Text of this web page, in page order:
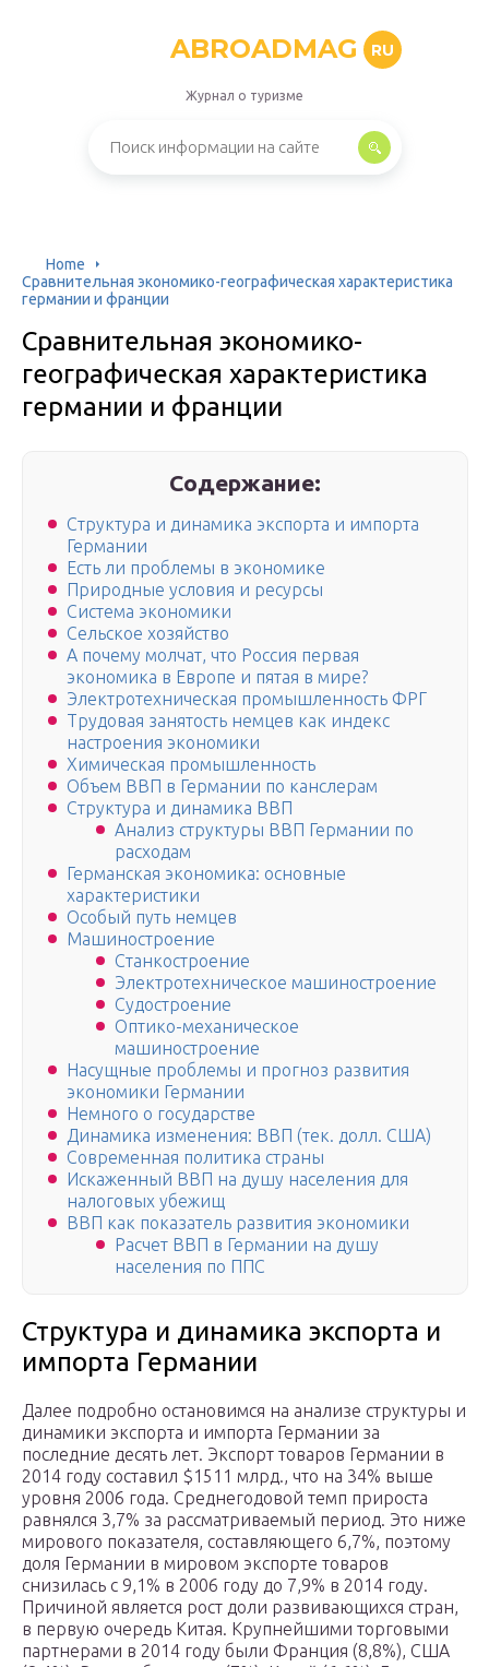
ABROADMAG RU
Журнал о туризме
Home
Сравнительная экономико-географическая характеристика
германии и франции
Сравнительная экономико-
географическая характеристика
германии и франции
Содержание:
Структура и динамика экспорта и импорта
Германии
Есть ли проблемы в экономике
Природные условия и ресурсы
Система экономики
Сельское хозяйство
А почему молчат, что Россия первая
экономика в Европе и пятая в мире?
Электротехническая промышленность ФРГ
Трудовая занятость немцев как индекс
настроения экономики
Химическая промышленность
Объем ВВП в Германии по канслерам
Структура и динамика ВВП
Анализ структуры ВВП Германии по
расходам
Германская экономика: основные
характеристики
Особый путь немцев
Машиностроение
Станкостроение
Электротехническое машиностроение
Судостроение
Оптико-механическое
машиностроение
Насущные проблемы и прогноз развития
экономики Германии
Немного о государстве
Динамика изменения: ВВП (тек. долл. США)
Современная политика страны
Искаженный ВВП на душу населения для
налоговых убежищ
ВВП как показатель развития экономики
Расчет ВВП в Германии на душу
населения по ППС
Структура и динамика экспорта и
импорта Германии
Далее подробно остановимся на анализе структуры и
динамики экспорта и импорта Германии за
последние десять лет. Экспорт товаров Германии в
2014 году составил $1511 млрд., что на 34% выше
уровня 2006 года. Среднегодовой темп прироста
равнялся 3,7% за рассматриваемый период. Это ниже
мирового показателя, составляющего 6,7%, поэтому
доля Германии в мировом экспорте товаров
снизилась с 9,1% в 2006 году до 7,9% в 2014 году.
Причиной является рост доли развивающихся стран,
в первую очередь Китая. Крупнейшими торговыми
партнерами в 2014 году были Франция (8,8%), США